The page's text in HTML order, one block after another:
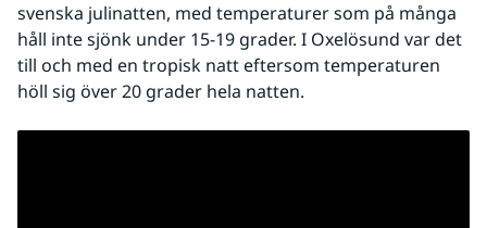
svenska julinatten, med temperaturer som på många
håll inte sjönk under 15-19 grader. I Oxelösund var det
till och med en tropisk natt eftersom temperaturen
höll sig över 20 grader hela natten.